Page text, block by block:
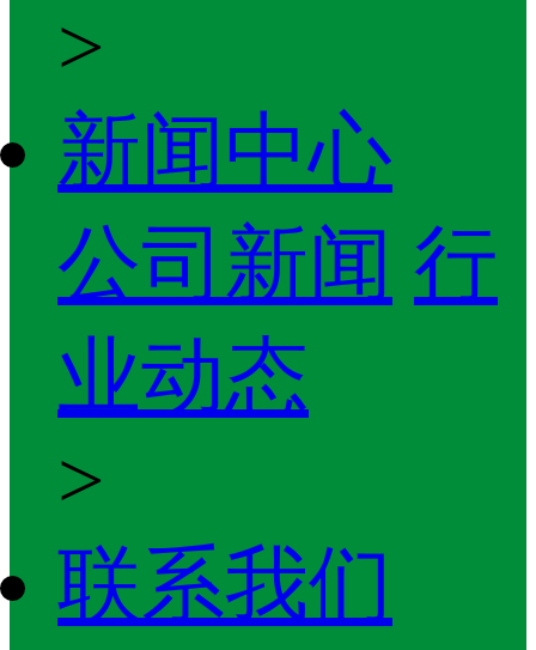
>
新闻中心
公司新闻 行
业动态
>
联系我们